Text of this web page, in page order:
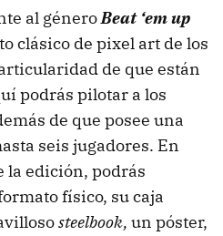
al géneroBeat ‘em up
clásico de pixel art de los
de que están
podrás pilotar a los
de que posee una
seis jugadores. En
la edición, podrás
físico, su caja
steelbook, un póster,